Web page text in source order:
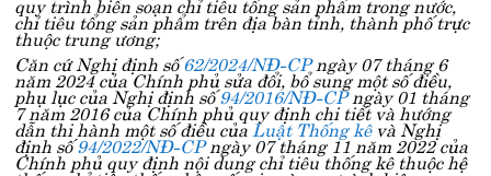
chỉ tiêu tổng sản phẩm trên địa bàn tỉnh, thành phố trực
thuộc trung ương;
Căn cứ Nghị định số62/2024/NĐ-CPngày 07 tháng 6
năm 2024 của Chính phủ sửa đổi, bổ sung một số điều,
phụ lục của Nghị định số94/2016/NĐ-CPngày 01 tháng
7 năm 2016 của Chính phủ quy định chi tiết và hướng
dẫn thi hành một số điều củaLuật Thống kêvà Nghị
định số94/2022/NĐ-CPngày 07 tháng 11 năm 2022 của
Chính phủ quy định nội dung chỉ tiêu thống kê thuộc hệ